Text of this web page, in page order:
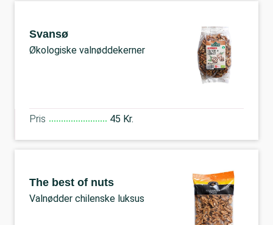
Svansø
Økologiske valnøddekerner
Pris 45 Kr.
The best of nuts
Valnødder chilenske luksus